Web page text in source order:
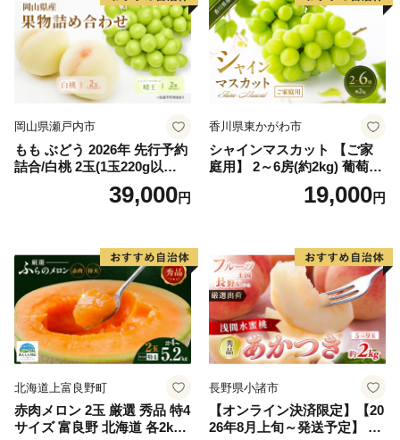
岡山県瀬戸内市
もも ぶどう 2026年 先行予約
詰合/白桃 2玉(1玉220g以
上)・シャインマスカット 晴
39,000円
香川県東かがわ市
シャインマスカット 【ご家
庭用】 2～6房(約2kg) 葡萄 ぶ
どう ブドウ フルーツ 果物 く
だもの 果実 旬の果物 旬のフ
19,000円
北海道上富良野町
赤肉メロン 2玉 厳選 秀品 特4
サイズ 富良野 北海道 各2kg
長野県小諸市
【オンライン決済限定】【20
26年8月上旬～発送予定】 先